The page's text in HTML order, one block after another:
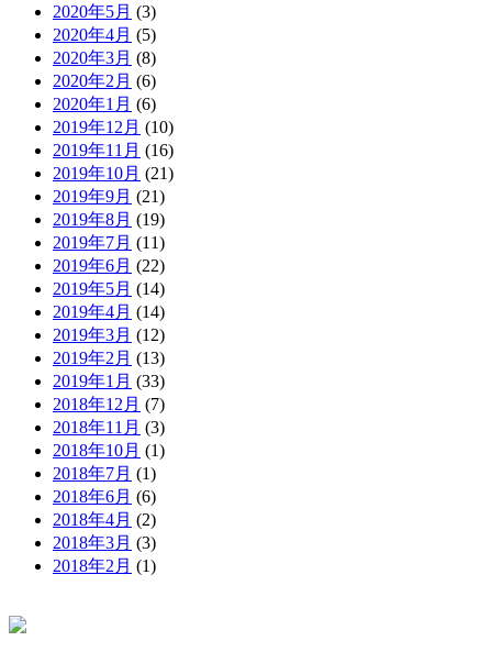
2020年5月 (3)
2020年4月 (5)
2020年3月 (8)
2020年2月 (6)
2020年1月 (6)
2019年12月 (10)
2019年11月 (16)
2019年10月 (21)
2019年9月 (21)
2019年8月 (19)
2019年7月 (11)
2019年6月 (22)
2019年5月 (14)
2019年4月 (14)
2019年3月 (12)
2019年2月 (13)
2019年1月 (33)
2018年12月 (7)
2018年11月 (3)
2018年10月 (1)
2018年7月 (1)
2018年6月 (6)
2018年4月 (2)
2018年3月 (3)
2018年2月 (1)